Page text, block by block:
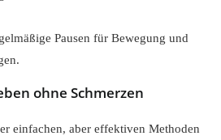
Pausen für Bewegung und
ohne Schmerzen
einfachen, aber effektiven Methoden